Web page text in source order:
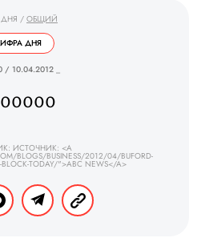
/ ОБЩИЙ
ДНЯ
/ 10.04.2012 _
ИСТОЧНИК: <A
BLOGS/BUSINESS/2012/04/BUFORD-
TODAY/">ABC NEWS</A>